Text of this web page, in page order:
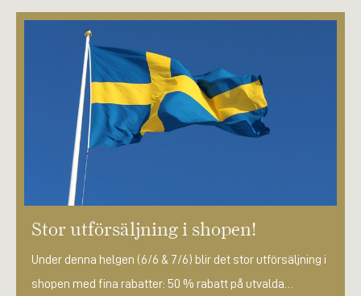
Stor utförsäljning i shopen!
Under denna helgen (6/6 & 7/6) blir det stor utförsäljning i
shopen med fina rabatter: 50 % rabatt på utvalda…